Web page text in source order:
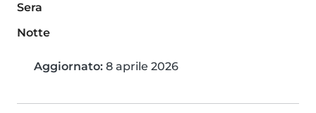
Sera
Notte
Aggiornato: 8 aprile 2026